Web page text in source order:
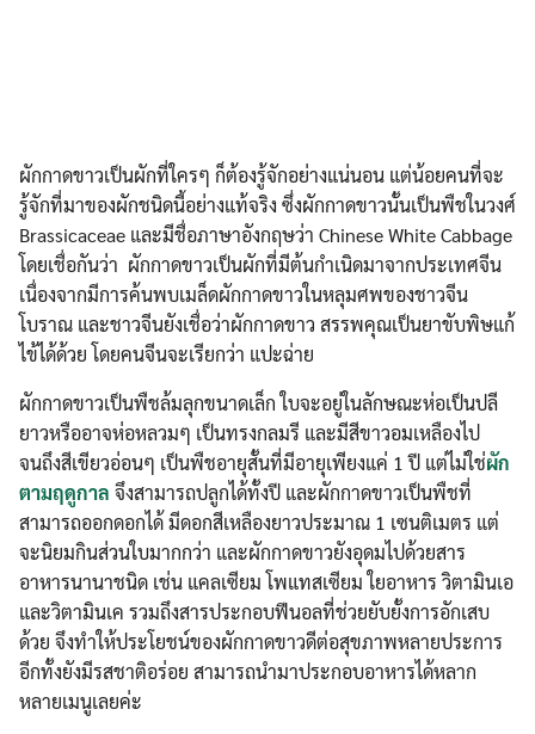
ผักกาดขาวเป็นผักที่ใครๆ ก็ต้องรู้จักอย่างแน่นอน แต่น้อยคนที่จะ
รู้จักที่มาของผักชนิดนี้อย่างแท้จริง ซึ่งผักกาดขาวนั้นเป็นพืชในวงศ์
Brassicaceae และมีชื่อภาษาอังกฤษว่า Chinese White Cabbage
โดยเชื่อกันว่า ผักกาดขาวเป็นผักที่มีต้นกำเนิดมาจากประเทศจีน
เนื่องจากมีการค้นพบเมล็ดผักกาดขาวในหลุมศพของชาวจีน
โบราณ และชาวจีนยังเชื่อว่าผักกาดขาว สรรพคุณเป็นยาขับพิษแก้
ไข้ได้ด้วย โดยคนจีนจะเรียกว่า แปะฉ่าย
ผักกาดขาวเป็นพืชล้มลุกขนาดเล็ก ใบจะอยู่ในลักษณะห่อเป็นปลี
ยาวหรืออาจห่อหลวมๆ เป็นทรงกลมรี และมีสีขาวอมเหลืองไป
จนถึงสีเขียวอ่อนๆ เป็นพืชอายุสั้นที่มีอายุเพียงแค่ 1 ปี แต่ไม่ใช่ผัก
ตามฤดูกาล จึงสามารถปลูกได้ทั้งปี และผักกาดขาวเป็นพืชที่
สามารถออกดอกได้ มีดอกสีเหลืองยาวประมาณ 1 เซนติเมตร แต่
จะนิยมกินส่วนใบมากกว่า และผักกาดขาวยังอุดมไปด้วยสาร
อาหารนานาชนิด เช่น แคลเซียม โพแทสเซียม ใยอาหาร วิตามินเอ
และวิตามินเค รวมถึงสารประกอบฟีนอลที่ช่วยยับยั้งการอักเสบ
ด้วย จึงทำให้ประโยชน์ของผักกาดขาวดีต่อสุขภาพหลายประการ
อีกทั้งยังมีรสชาติอร่อย สามารถนำมาประกอบอาหารได้หลาก
หลายเมนูเลยค่ะ